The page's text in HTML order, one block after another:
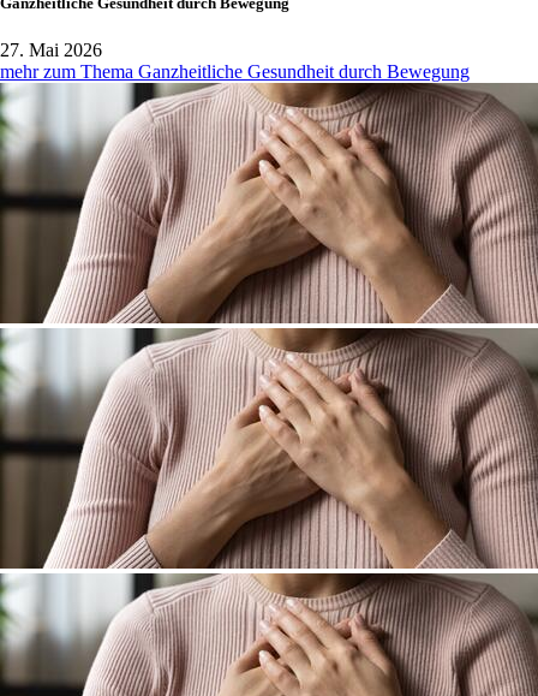
27. Mai 2026
mehr zum Thema Ganzheitliche Gesundheit durch Bewegung